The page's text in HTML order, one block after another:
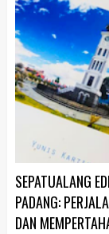
SEPATUALANG
PADANG:
DAN